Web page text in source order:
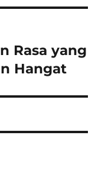
Rasa yang
Hangat